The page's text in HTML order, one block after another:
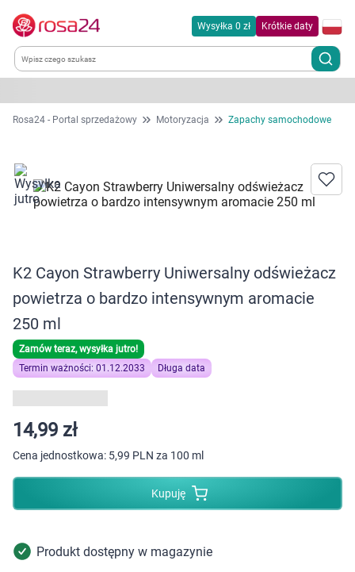
Wysyłka 0 zł Krótkie daty
Kategorie
Dla zwierząt
Zdrowie
Kobieta w ciąży i mama
Dziecko
Kosmetyki
Mężczyzna
Zabawki
Rosa24 - Portal sprzedażowy Motoryzacja Zapachy samochodowe
K2 Cayon Strawberry Uniwersalny odświeżacz
powietrza o bardzo intensywnym aromacie
250 ml
Zamów teraz, wysyłka jutro!
Termin ważności: 01.12.2033
Długa data
14,99 zł
Cena jednostkowa: 5,99 PLN za 100 ml
Kupuję
Produkt dostępny w magazynie